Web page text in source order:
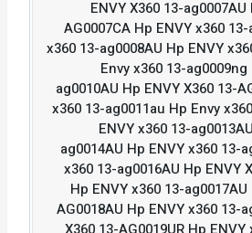
ENVY X360 13-
AG0007CA Hp ENVY x360
x360 13-ag0008AU Hp ENVY
Envy x360 13-
ag0010AU Hp ENVY X360 13-
x360 13-ag0011au Hp Envy
ENVY x360 13-
ag0014AU Hp ENVY x360 13-
x360 13-ag0016AU Hp ENVY
Hp ENVY x360 13-
AG0018AU Hp ENVY x360 13-